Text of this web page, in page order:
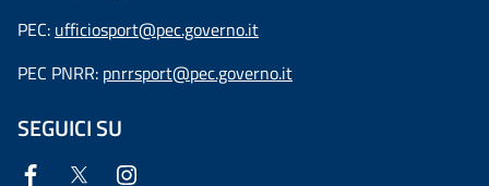
PEC: ufficiosport@pec.governo.it
PEC PNRR: pnrrsport@pec.governo.it
SEGUICI SU